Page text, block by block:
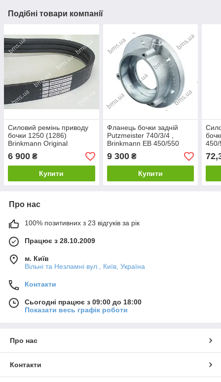
Подібні товари компанії
Силовий ремінь приводу
бочки 1250 (1286)
Brinkmann Original
6 900 ₴
Купити
Фланець бочки задній
Putzmeister 740/3/4 ,
Brinkmann EB 450/550
9 300₴
Купити
450/
Про нас
100% позитивних з 23 відгуків за рік
Працює з 28.10.2009
м. Київ
Вільні та Незламні вул., Київ, Україна
Контакти
Сьогодні працює з 09:00 до 18:00
Показати весь графік роботи
Про нас
Контакти